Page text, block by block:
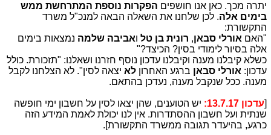
יתרה מכך. כאן אנו חושפים הפקרות נוספת המתרחשת ממש
בימים אלה. לכן שלחנו את השאלה הבאה למנכ"ל משרד
התקשורת:
"האם אורלי סבאן, רונית בן טל ואביבה שלמה נמצאות בימים
אלה בסיור לימודי בסין? הכיצד?"
כשלא קיבלנו מענה וקיבלנו עדכון נוסף חזרנו ושאלנו: "תזכורת. כולל
עדכון: אורלי סבאן ברגע האחרון לא יצאה לסין". לא הצלחנו לקבל
מענה. ככל שנקבל מענה, נעדכן בהתאם.
[עדכון 13.7.17: יש הטוענים, שהן יצאו לסין על חשבון ימי חופשה
שנתית ועל חשבון ההסתדרות. אין לנו יכולת לאמת המידע הזה
כרגע, בהיעדר תגובה ממשרד התקשורת].